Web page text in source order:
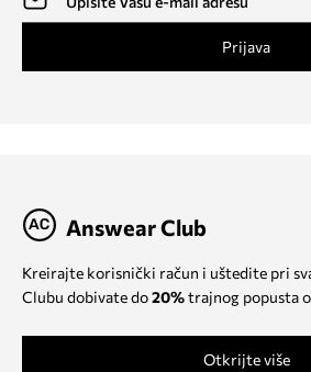
Prijava
Answear Club
Kreirajte korisnički račun i uštedite pri
Clubu dobivate do20%trajnog popusta
Otkrijte više